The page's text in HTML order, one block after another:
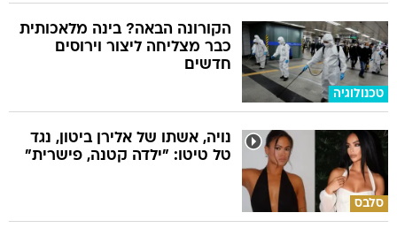
טכנולוגיה
הקורונה הבאה? בינה מלאכותית
כבר מצליחה ליצור וירוסים
חדשים
סלבס
נויה, אשתו של אלירן ביטון, נגד
טל טיטו: "ילדה קטנה, פישרית"